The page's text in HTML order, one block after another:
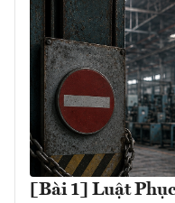
[Bài 1] Luật